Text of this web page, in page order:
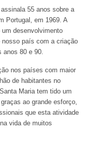
55 anos sobre a
Portugal, em 1969. A
desenvolvimento
país com a criação
anos 80 e 90.
nos países com maior
de habitantes no
Maria tem tido um
ao grande esforço,
que esta atividade
vida de muitos